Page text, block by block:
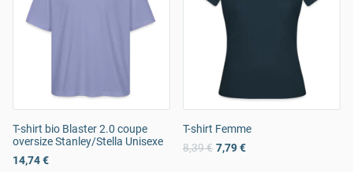
T-shirt bio Blaster 2.0 coupe
oversize Stanley/Stella Unisexe
14,74 €
T-shirt Femme
8,39 € 7,79 €